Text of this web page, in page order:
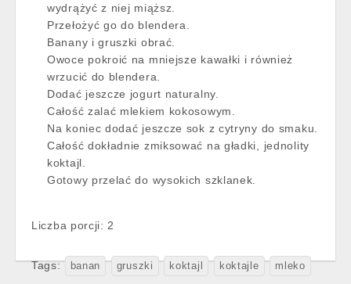
wydrążyć z niej miąższ.
Przełożyć go do blendera.
Banany i gruszki obrać.
Owoce pokroić na mniejsze kawałki i również
wrzucić do blendera.
Dodać jeszcze jogurt naturalny.
Całość zalać mlekiem kokosowym.
Na koniec dodać jeszcze sok z cytryny do smaku.
Całość dokładnie zmiksować na gładki, jednolity
koktajl.
Gotowy przelać do wysokich szklanek.
Liczba porcji: 2
Tags: banan gruszki koktajl koktajle mleko